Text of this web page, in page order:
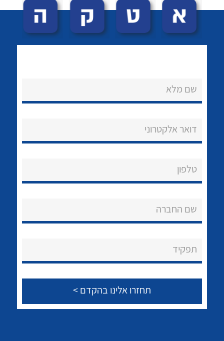
הצוות שלנו
שירותי תמיכה
לכל מוצרי היצרן לכל מוצרי היצרן
שם מלא
דואר אלקטרוני
טלפון
שם החברה
תפקיד